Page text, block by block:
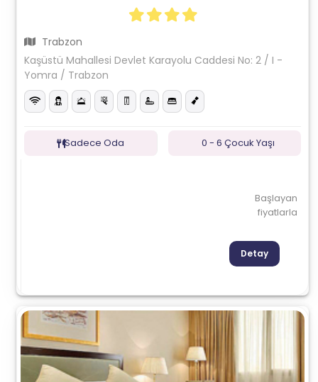
Trabzon
Kaşüstü Mahallesi Devlet Karayolu Caddesi No: 2 / I -
Yomra / Trabzon
Sadece Oda 0 - 6 Çocuk Yaşı
Başlayan
fiyatlarla
Detay